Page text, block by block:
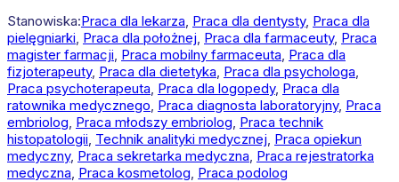
Stanowiska:Praca dla lekarza, Praca dla dentysty, Praca dla
pielęgniarki, Praca dla położnej, Praca dla farmaceuty, Praca
magister farmacji, Praca mobilny farmaceuta, Praca dla
fizjoterapeuty, Praca dla dietetyka, Praca dla psychologa,
Praca psychoterapeuta, Praca dla logopedy, Praca dla
ratownika medycznego, Praca diagnosta laboratoryjny, Praca
embriolog, Praca młodszy embriolog, Praca technik
histopatologii, Technik analityki medycznej, Praca opiekun
medyczny, Praca sekretarka medyczna, Praca rejestratorka
medyczna, Praca kosmetolog, Praca podolog